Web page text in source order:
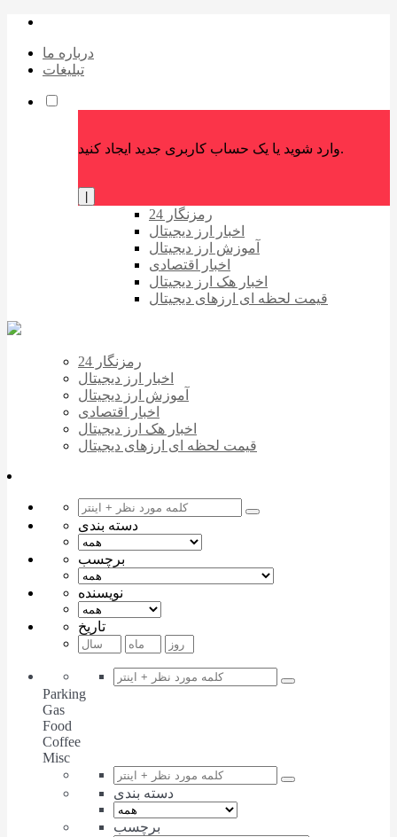
درباره ما
تبلیغات
وارد شوید یا یک حساب کاربری جدید ایجاد کنید.
رمزنگار 24
اخبار ارز دیجیتال
آموزش ارز دیجیتال
اخبار اقتصادی
اخبار هک ارز دیجیتال
قیمت لحظه ای ارزهای دیجیتال
رمزنگار 24
اخبار ارز دیجیتال
آموزش ارز دیجیتال
اخبار اقتصادی
اخبار هک ارز دیجیتال
قیمت لحظه ای ارزهای دیجیتال
دسته بندی
برچسب
نویسنده
تاریخ
Parking
Gas
Food
Coffee
Misc
دسته بندی
برچسب